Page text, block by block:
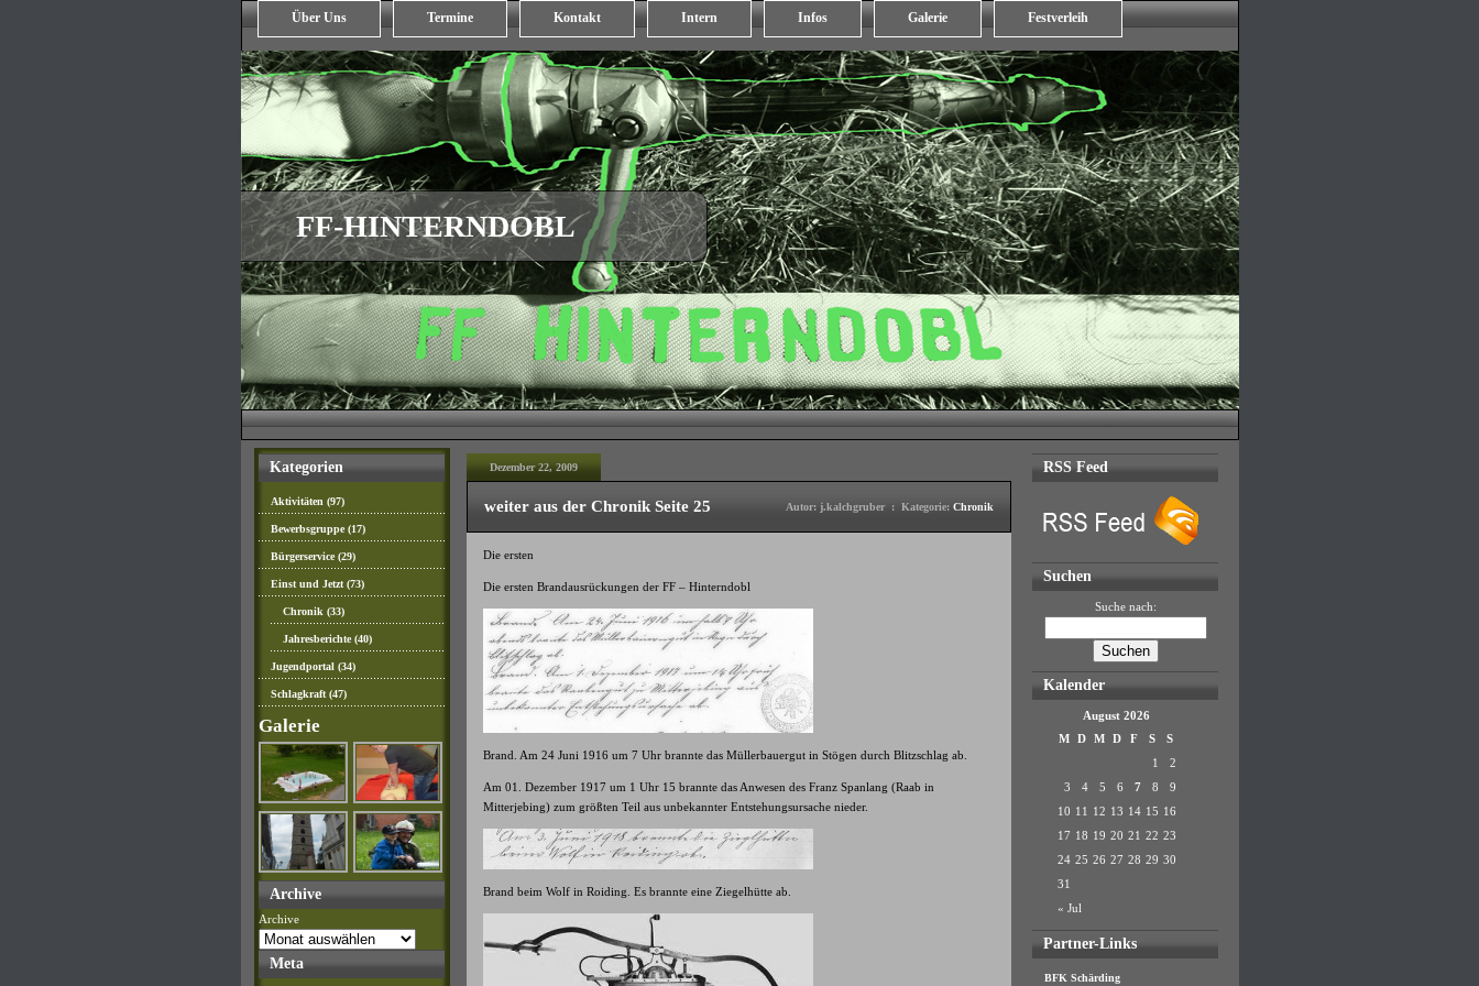
FF-HINTERNDOBL
Festverleih
Galerie
Infos
Intern
Kontakt
Termine
Über Uns
Kategorien
Aktivitäten (97)
Bewerbsgruppe(17)
Bürgerservice(29)
Einst und Jetzt(73)
Chronik (33)
Jahresberichte(40)
Jugendportal(34)
Schlagkraft(47)
Galerie
Archive
Archive
Meta
Dezember 22, 2009
weiter aus der Chronik Seite 25 Autor: j.kalchgruber : Kategorie: Chronik
Die ersten
Die ersten Brandausrückungen der FF – Hinterndobl
Brand. Am 24 Juni 1916 um 7 Uhr brannte das Müllerbauergut in Stögen durch Blitzschlag ab.
Am 01. Dezember 1917 um 1 Uhr 15 brannte das Anwesen des Franz Spanlang (Raab in
Mitterjebing) zum größten Teil aus unbekannter Entstehungsursache nieder.
Brand beim Wolf in Roiding. Es brannte eine Ziegelhütte ab.
RSS Feed
Suchen
Suche nach:
Kalender
August 2026
M
D M D F S S
« Jul
1
2
3
4 5 6 7 8
9
10 11 12 13 14 15 16
17 18 19 20 21 22 23
24 25 26 27 28 29 30
31
Partner-Links
BFK Schärding